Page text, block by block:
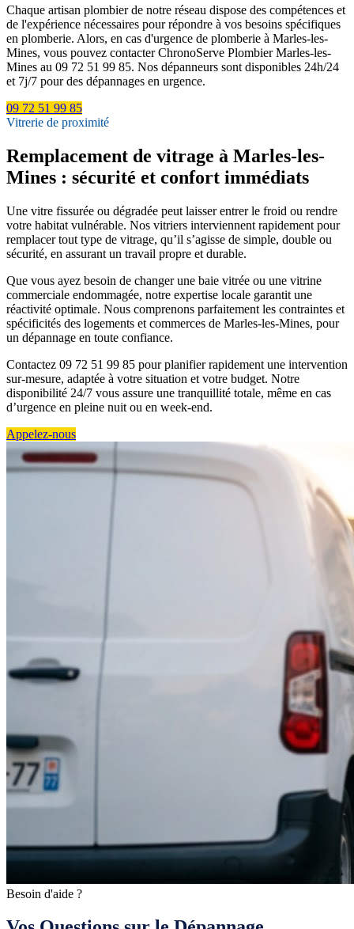
Chaque artisan plombier de notre réseau dispose des compétences et
de l'expérience nécessaires pour répondre à vos besoins spécifiques
en plomberie. Alors, en cas d'urgence de plomberie à Marles-les-
Mines, vous pouvez contacter ChronoServe Plombier Marles-les-
Mines au 09 72 51 99 85. Nos dépanneurs sont disponibles 24h/24
et 7j/7 pour des dépannages en urgence.
09 72 51 99 85
Vitrerie de proximité
Remplacement de vitrage à Marles-les-
Mines : sécurité et confort immédiats
Une vitre fissurée ou dégradée peut laisser entrer le froid ou rendre
votre habitat vulnérable. Nos vitriers interviennent rapidement pour
remplacer tout type de vitrage, qu’il s’agisse de simple, double ou
sécurité, en assurant un travail propre et durable.
Que vous ayez besoin de changer une baie vitrée ou une vitrine
commerciale endommagée, notre expertise locale garantit une
réactivité optimale. Nous comprenons parfaitement les contraintes et
spécificités des logements et commerces de Marles-les-Mines, pour
un dépannage en toute confiance.
Contactez 09 72 51 99 85 pour planifier rapidement une intervention
sur-mesure, adaptée à votre situation et votre budget. Notre
disponibilité 24/7 vous assure une tranquillité totale, même en cas
d’urgence en pleine nuit ou en week-end.
Appelez-nous
Besoin d'aide ?